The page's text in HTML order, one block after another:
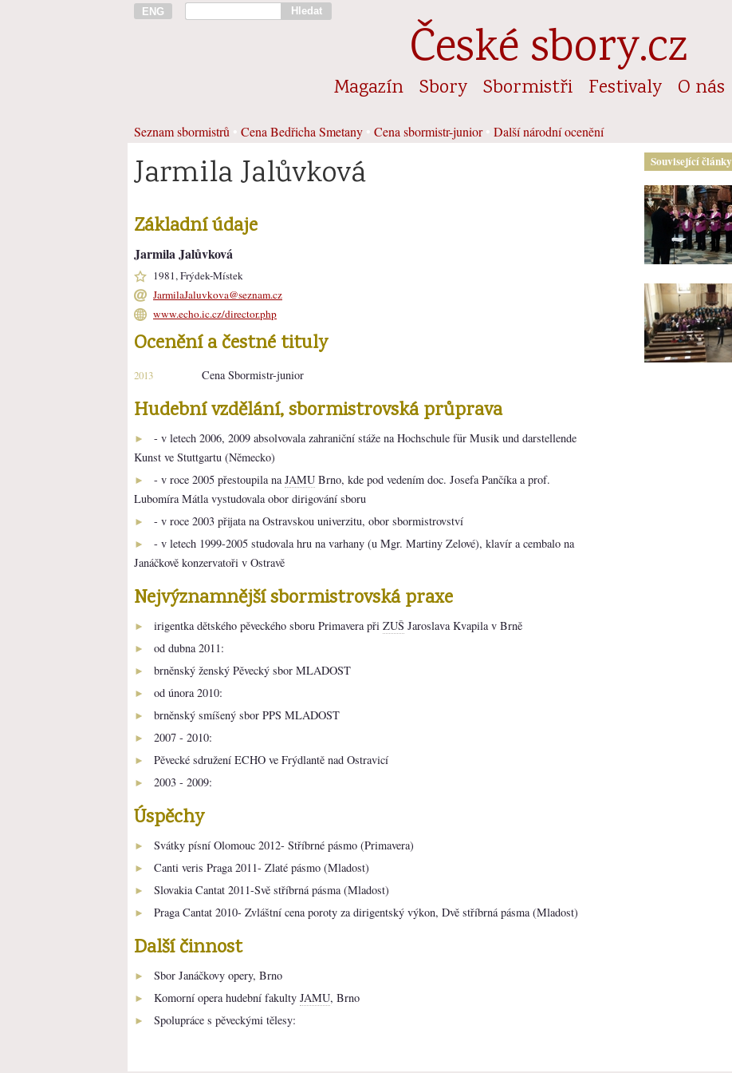
ENG Hledat
České sbory.cz
Magazín Sbory Sbormistři Festivaly O nás
Seznam sbormistrů Cena Bedřicha Smetany Cena sbormistr-junior• Další národní ocenění
Jarmila Jalůvková
Základní údaje
Jarmila Jalůvková
1981, Frýdek-Místek
JarmilaJaluvkova@seznam.cz
www.echo.ic.cz/director.php
Ocenění a čestné tituly
2013 Cena Sbormistr-junior
Hudební vzdělání, sbormistrovská průprava
►
- v letech 2006, 2009 absolvovala zahraniční stáže na Hochschule für Musik und darstellende
Kunst ve Stuttgartu (Německo)
► - v roce 2005 přestoupila na JAMU Brno, kde pod vedením doc. Josefa Pančíka a prof.
Lubomíra Mátla vystudovala obor dirigování sboru
► - v roce 2003 přijata na Ostravskou univerzitu, obor sbormistrovství
►
- v letech 1999-2005 studovala hru na varhany (u Mgr. Martiny Zelové), klavír a cembalo na
Janáčkově konzervatoři v Ostravě
Nejvýznamnější sbormistrovská praxe
► irigentka dětského pěveckého sboru Primavera při ZUŠ Jaroslava Kvapila v Brně
► od dubna 2011:
► brněnský ženský Pěvecký sbor MLADOST
► od února 2010:
► brněnský smíšený sbor PPS MLADOST
► 2007 - 2010:
► Pěvecké sdružení ECHO ve Frýdlantě nad Ostravicí
► 2003 - 2009:
Úspěchy
► Svátky písní Olomouc 2012- Stříbrné pásmo (Primavera)
► Canti veris Praga 2011- Zlaté pásmo (Mladost)
► Slovakia Cantat 2011-Svě stříbrná pásma (Mladost)
► Praga Cantat 2010- Zvláštní cena poroty za dirigentský výkon, Dvě stříbrná pásma (Mladost)
Další činnost
► Sbor Janáčkovy opery, Brno
► Komorní opera hudební fakulty JAMU, Brno
► Spolupráce s pěveckými tělesy:
Související články